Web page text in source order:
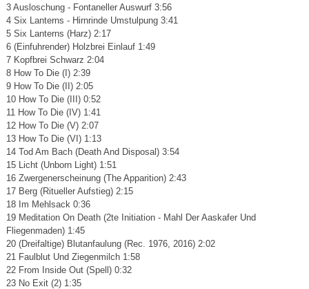
3 Ausloschung - Fontaneller Auswurf 3:56
4 Six Lanterns - Hirnrinde Umstulpung 3:41
5 Six Lanterns (Harz) 2:17
6 (Einfuhrender) Holzbrei Einlauf 1:49
7 Kopfbrei Schwarz 2:04
8 How To Die (I) 2:39
9 How To Die (II) 2:05
10 How To Die (III) 0:52
11 How To Die (IV) 1:41
12 How To Die (V) 2:07
13 How To Die (VI) 1:13
14 Tod Am Bach (Death And Disposal) 3:54
15 Licht (Unborn Light) 1:51
16 Zwergenerscheinung (The Apparition) 2:43
17 Berg (Ritueller Aufstieg) 2:15
18 Im Mehlsack 0:36
19 Meditation On Death (2te Initiation - Mahl Der Aaskafer Und
Fliegenmaden) 1:45
20 (Dreifaltige) Blutanfaulung (Rec. 1976, 2016) 2:02
21 Faulblut Und Ziegenmilch 1:58
22 From Inside Out (Spell) 0:32
23 No Exit (2) 1:35